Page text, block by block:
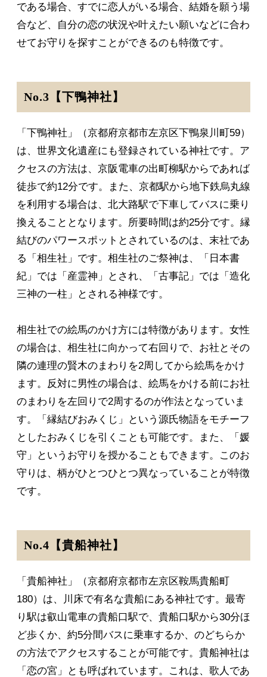
である場合、すでに恋人がいる場合、結婚を願う場
合など、自分の恋の状況や叶えたい願いなどに合わ
せてお守りを探すことができるのも特徴です。
No.3【下鴨神社】
「下鴨神社」（京都府京都市左京区下鴨泉川町59）
は、世界文化遺産にも登録されている神社です。ア
クセスの方法は、京阪電車の出町柳駅からであれば
徒歩で約12分です。また、京都駅から地下鉄烏丸線
を利用する場合は、北大路駅で下車してバスに乗り
換えることとなります。所要時間は約25分です。縁
結びのパワースポットとされているのは、末社であ
る「相生社」です。相生社のご祭神は、「日本書
紀」では「産霊神」とされ、「古事記」では「造化
三神の一柱」とされる神様です。
相生社での絵馬のかけ方には特徴があります。女性
の場合は、相生社に向かって右回りで、お社とその
隣の連理の賢木のまわりを2周してから絵馬をかけ
ます。反対に男性の場合は、絵馬をかける前にお社
のまわりを左回りで2周するのが作法となっていま
す。「縁結びおみくじ」という源氏物語をモチーフ
としたおみくじを引くことも可能です。また、「媛
守」というお守りを授かることもできます。このお
守りは、柄がひとつひとつ異なっていることが特徴
です。
No.4【貴船神社】
「貴船神社」（京都府京都市左京区鞍馬貴船町
180）は、川床で有名な貴船にある神社です。最寄
り駅は叡山電車の貴船口駅で、貴船口駅から30分ほ
ど歩くか、約5分間バスに乗車するか、のどちらか
の方法でアクセスすることが可能です。貴船神社は
「恋の宮」とも呼ばれています。これは、歌人であ